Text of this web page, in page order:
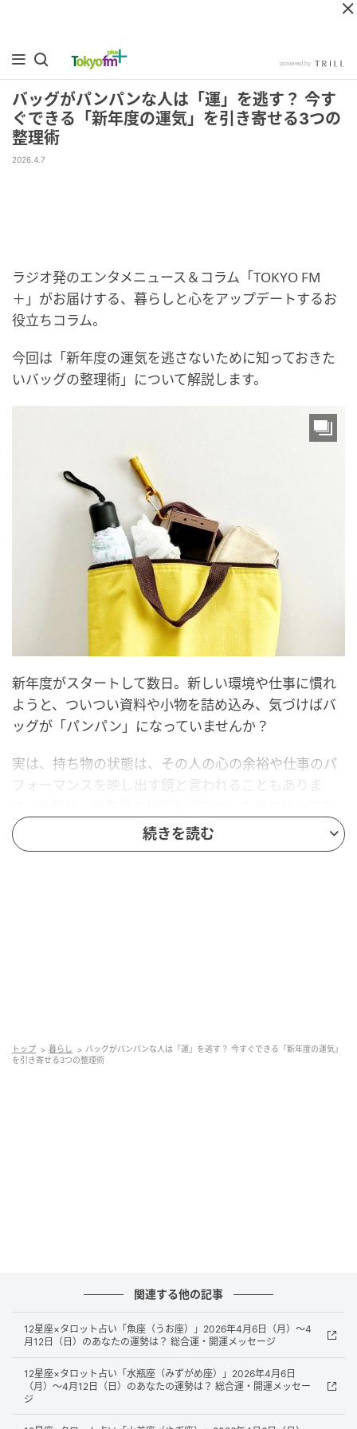
バッグがパンパンな人は「運」を逃す？ 今す
ぐできる「新年度の運気」を引き寄せる3つの
整理術
2026.4.7
ラジオ発のエンタメニュース＆コラム「TOKYO FM
＋」がお届けする、暮らしと心をアップデートするお
役立ちコラム。
今回は「新年度の運気を逃さないために知っておきた
いバッグの整理術」について解説します。
新年度がスタートして数日。新しい環境や仕事に慣れ
ようと、ついつい資料や小物を詰め込み、気づけばバ
ッグが「パンパン」になっていませんか？
実は、持ち物の状態は、その人の心の余裕や仕事のパ
フォーマンスを映し出す鏡と言われることもありま
きたい、バッグの整理術をご紹介します。
→必要なものがすぐに出てこないストレスは、脳のワ
ーキングメモリを無駄に消費します。
幸運を呼び込む「バッグの中身」3つの整理ポイント
新年度のフレッシュな運気を味方につけるために、ま
ずは以下の3点をチェックしてみましょう。
① 「1日1回」の全出し習慣
続きを読む
トップ 暮らし
バッグがパンパンな人は「運」を逃す？ 今すぐできる「新年度の運気」
を引き寄せる3つの整理術
関連する他の記事
12星座×タロット占い「魚座（うお座）」2026年4月6日（月）～4
月12日（日）のあなたの運勢は？ 総合運・開運メッセージ
12星座×タロット占い「水瓶座（みずがめ座）」2026年4月6日
（月）～4月12日（日）のあなたの運勢は？ 総合運・開運メッセー
ジ